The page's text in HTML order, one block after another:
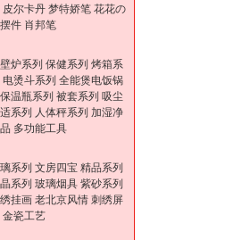
皮尔卡丹 梦特娇笔 花花の
件 肖邦笔
壁炉系列 保健系列 烤箱系
电烫斗系列 全能煲电饭锅
保温瓶系列 被套系列 吸尘
系列 人体秤系列 加湿净
多功能工具
系列 文房四宝 精品系列
系列 玻璃烟具 紫砂系列
挂画 老北京风情 刺绣屏
金瓷工艺